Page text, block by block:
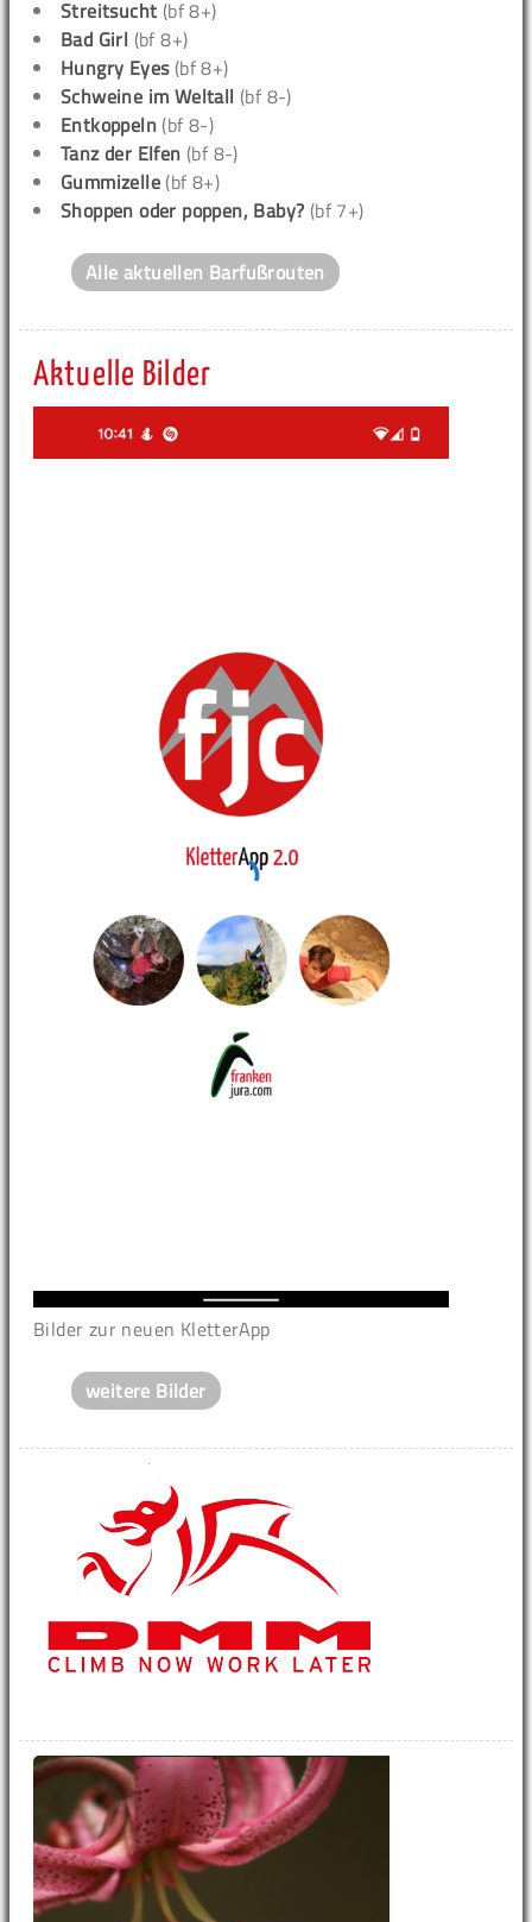
Streitsucht (bf 8+)
Bad Girl (bf 8+)
Hungry Eyes(bf 8+)
Schweine im Weltall (bf 8-)
Entkoppeln (bf 8-)
Tanz der Elfen (bf 8-)
Gummizelle (bf 8+)
Shoppen oder poppen, Baby? (bf 7+)
Alle aktuellen Barfußrouten
Aktuelle Bilder
Bilder zur neuen KletterApp
weitere Bilder